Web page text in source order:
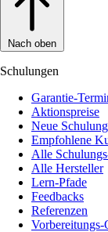
Nach oben
Schulungen
Garantie-
Aktionspreise
Neue
Empfohlene
Alle
Alle Hersteller
Lern-Pfade
Feedbacks
Referenzen
Vorbereitungs-